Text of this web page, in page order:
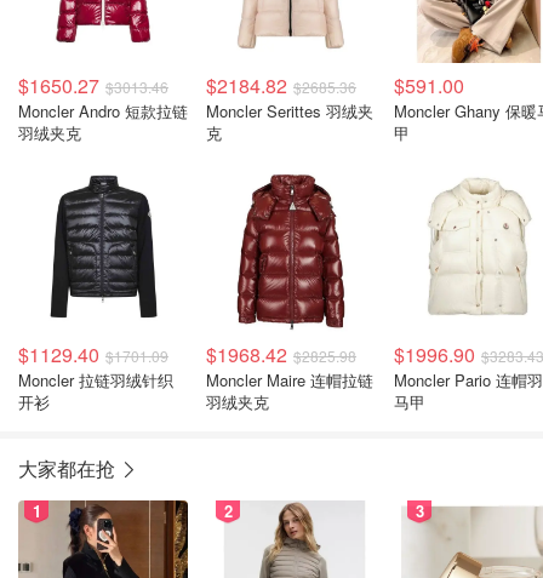
$1650.27 $3013.46
Moncler Andro 短款拉链
羽绒夹克
$2184.82 $2685.36
Moncler Serittes 羽绒夹
克
$591.00
Moncler Ghany 保暖
甲
$1129.40 $1701.09
Moncler 拉链羽绒针织
开衫
$1968.42 $2825.98
Moncler Maire 连帽拉链
羽绒夹克
$1996.90 $3283.43
Moncler Pario 连帽
马甲
大家都在抢
1 2 3